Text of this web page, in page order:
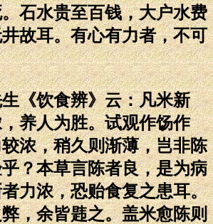
石水贵至百钱，大户水费
故耳。有心有力者，不可
饮食辨》云：凡米新
养人为胜。试观作饧作
浓，稍久则渐薄，岂非陈
？本草言陈者良，是为病
力浓，恐贻食复之患耳。
，余皆韪之。盖米愈陈则